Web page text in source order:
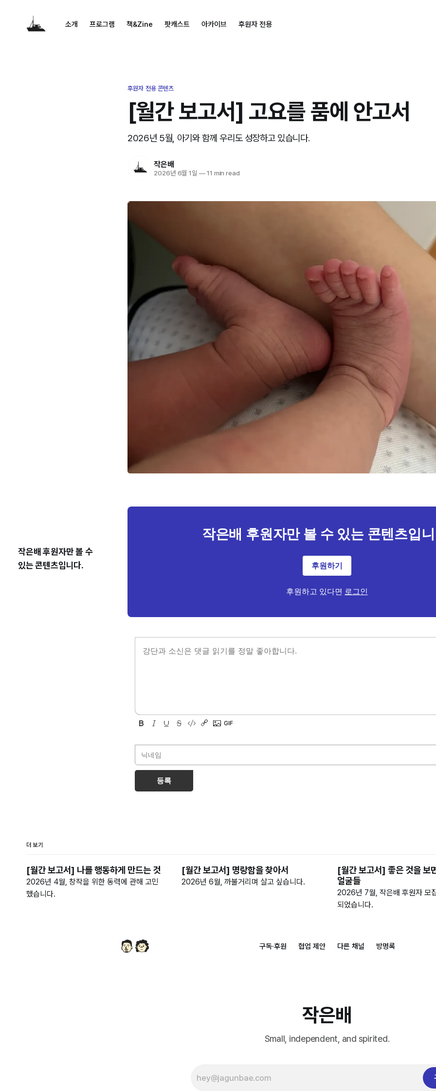
소개 프로그램 책&Zine 팟캐스트 아카이브 후원자 전용
후원자 전용 콘텐츠
[월간 보고서] 고요를 품에 안고서
2026년 5월, 아기와 함께 우리도 성장하고 있습니다.
작은배
2026년 6월 1일 —11 min read
작은배 후원자만 볼 수
있는 콘텐츠입니다.
작은배 후원자만 볼 수 있는 콘텐츠입
후원하기
후원하고 있다면 로그인
등록
더 보기
[월간 보고서] 나를 행동하게 만드는 것
2026년 4월, 창작을 위한 동력에 관해 고민
했습니다.
[월간 보고서] 명랑함을 찾아서
2026년 6월, 까불거리며 살고 싶습니다.
[월간 보고서] 좋은 것을 보
얼굴들
2026년 7월, 작은배 후원자 모
되었습니다.
구독·후원 협업 제안 다른 채널 방명록
작은배
Small, independent, and spirited.